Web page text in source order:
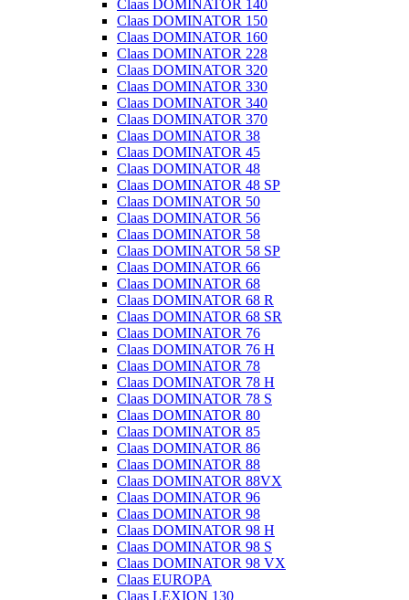
Claas DOMINATOR 140
Claas DOMINATOR 150
Claas DOMINATOR 160
Claas DOMINATOR 228
Claas DOMINATOR 320
Claas DOMINATOR 330
Claas DOMINATOR 340
Claas DOMINATOR 370
Claas DOMINATOR 38
Claas DOMINATOR 45
Claas DOMINATOR 48
Claas DOMINATOR 48 SP
Claas DOMINATOR 50
Claas DOMINATOR 56
Claas DOMINATOR 58
Claas DOMINATOR 58 SP
Claas DOMINATOR 66
Claas DOMINATOR 68
Claas DOMINATOR 68 R
Claas DOMINATOR 68 SR
Claas DOMINATOR 76
Claas DOMINATOR 76 H
Claas DOMINATOR 78
Claas DOMINATOR 78 H
Claas DOMINATOR 78 S
Claas DOMINATOR 80
Claas DOMINATOR 85
Claas DOMINATOR 86
Claas DOMINATOR 88
Claas DOMINATOR 88VX
Claas DOMINATOR 96
Claas DOMINATOR 98
Claas DOMINATOR 98 H
Claas DOMINATOR 98 S
Claas DOMINATOR 98 VX
Claas EUROPA
Claas LEXION 130